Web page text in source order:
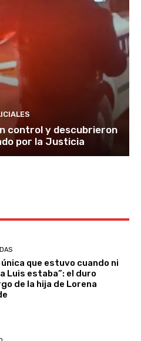
control y descubrieron
por la Justicia
única que estuvo cuando ni
Luis estaba”: el duro
de la hija de Lorena